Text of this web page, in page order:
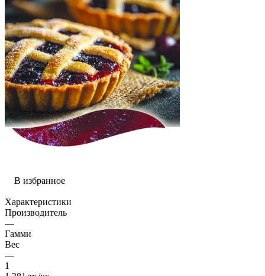
В избранное
Характеристики
Производитель
—
Гамми
Вес
—
1